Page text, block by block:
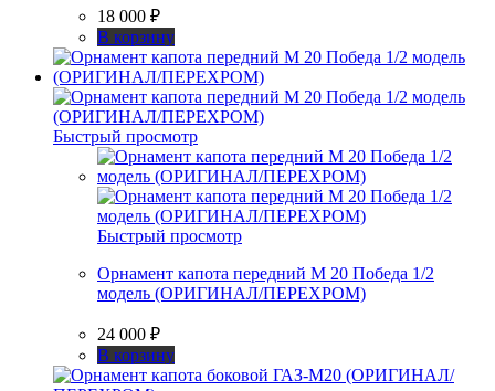
18 000 ₽
В корзину
Быстрый просмотр
Быстрый просмотр
Орнамент капота передний М 20 Победа 1/2
модель (ОРИГИНАЛ/ПЕРЕХРОМ)
24 000 ₽
В корзину